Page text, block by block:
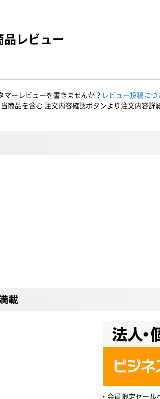
品レビュー
ーレビューを書きませんか？ レビュー投稿に
商品を含む 注文内容確認ボタンより注文内容詳
載
会員限定セール